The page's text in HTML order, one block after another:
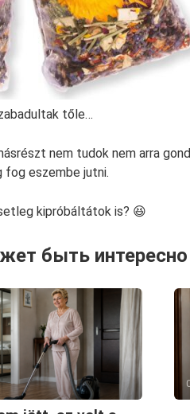
tőle…
nem tudok nem arra
fog eszembe jutni.
kipróbáltátok is? 😆
быть интересно